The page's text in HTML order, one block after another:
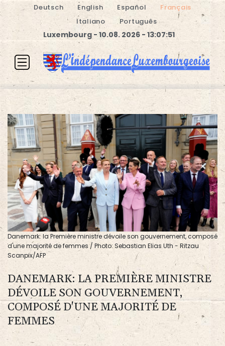
Deutsch English Español
Français
Italiano
Português
Luxembourg - 10.08. 2026 - 13:07:51
Danemark: la Première ministre dévoile son gouvernement, composé
d'une majorité de femmes / Photo: Sebastian Elias Uth - Ritzau
Scanpix/AFP
DANEMARK: LA PREMIÈRE MINISTRE
DÉVOILE SON GOUVERNEMENT,
COMPOSÉ D'UNE MAJORITÉ DE
FEMMES